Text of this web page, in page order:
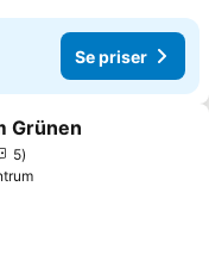
Se priser
Mina Favoriter
Grünen
5